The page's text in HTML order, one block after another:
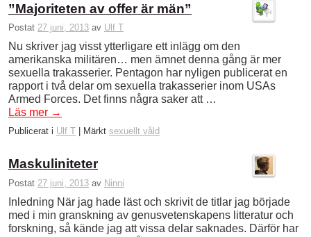
”Majoriteten av offer är män”
Postat 27 juni, 2013 av Ulf T
Nu skriver jag visst ytterligare ett inlägg om den
amerikanska militären… men ämnet denna gång är mer
sexuella trakasserier. Pentagon har nyligen publicerat en
rapport i två delar om sexuella trakasserier inom USAs
Armed Forces. Det finns några saker att …
Läs mer →
Publicerat i Ulf T Märkt sexuellt våld
Maskuliniteter
Postat 27 juni, 2013 av Ninni
Inledning När jag hade läst och skrivit de titlar jag började
med i min granskning av genusvetenskapens litteratur och
forskning, så kände jag att vissa delar saknades. Därför har